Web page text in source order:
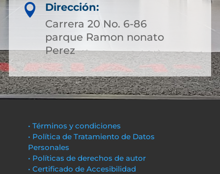

Dirección:
Carrera 20 No. 6-86
parque Ramon nonato
Perez
• Términos y condiciones
• Política de Tratamiento de Datos
Personales
• Políticas de derechos de autor
• Certificado de Accesibilidad